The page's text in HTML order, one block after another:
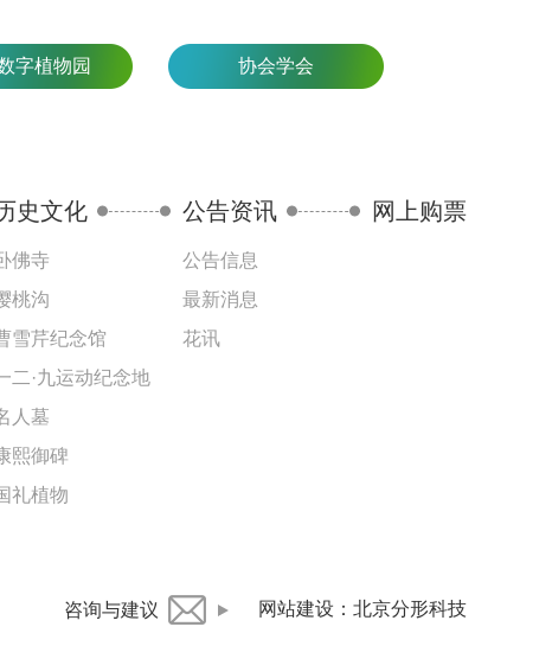
字植物园 协会学会
史文化
佛寺
桃沟
雪芹纪念馆
二·九运动纪念地
人墓
熙御碑
礼植物
公告资讯
公告信息
最新消息
花讯
网上购票
咨询与建议 网站建设 ： 北京分形科技